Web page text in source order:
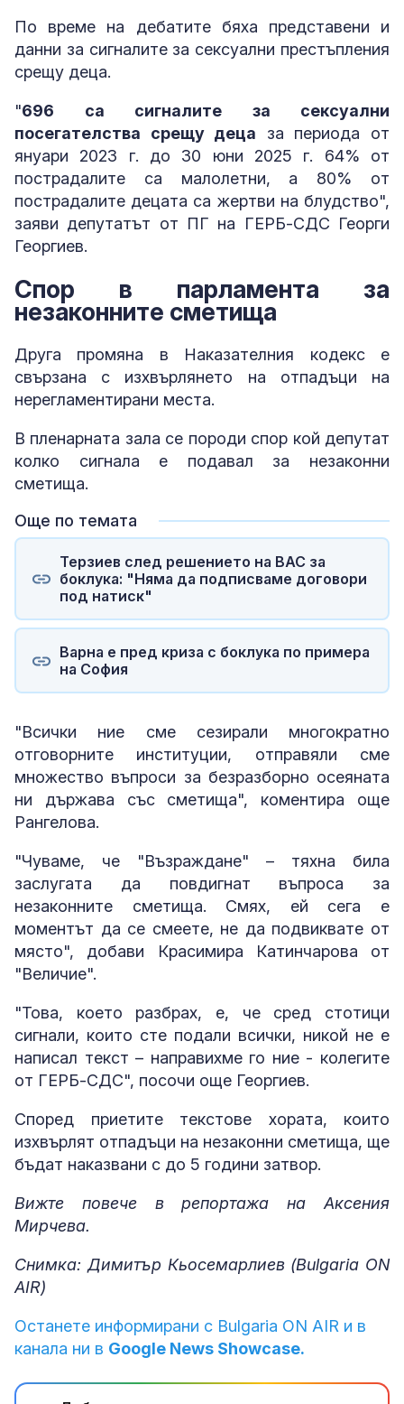
По време на дебатите бяха представени и
данни за сигналите за сексуални престъпления
срещу деца.
"696 са сигналите за сексуални
посегателства срещу деца за периода от
януари 2023 г. до 30 юни 2025 г. 64% от
пострадалите са малолетни, а 80% от
пострадалите децата са жертви на блудство",
заяви депутатът от ПГ на ГЕРБ-СДС Георги
Георгиев.
Спор в парламента за
незаконните сметища
Друга промяна в Наказателния кодекс е
свързана с изхвърлянето на отпадъци на
нерегламентирани места.
В пленарната зала се породи спор кой депутат
колко сигнала е подавал за незаконни
сметища.
Още по темата
Терзиев след решението на ВАС за
боклука: "Няма да подписваме договори
под натиск"
Варна е пред криза с боклука по примера
на София
"Всички ние сме сезирали многократно
отговорните институции, отправяли сме
множество въпроси за безразборно осеяната
ни държава със сметища", коментира още
Рангелова.
"Чуваме, че "Възраждане" – тяхна била
заслугата да повдигнат въпроса за
незаконните сметища. Смях, ей сега е
моментът да се смеете, не да подвиквате от
място", добави Красимира Катинчарова от
"Величие".
"Това, което разбрах, е, че сред стотици
сигнали, които сте подали всички, никой не е
написал текст – направихме го ние - колегите
от ГЕРБ-СДС", посочи още Георгиев.
Според приетите текстове хората, които
изхвърлят отпадъци на незаконни сметища, ще
бъдат наказвани с до 5 години затвор.
Вижте повече в репортажа на Аксения
Мирчева.
Снимка: Димитър Кьосемарлиев (Bulgaria ON
AIR)
Останете информирани с Bulgaria ON AIR и в
канала ни в Google News Showcase.